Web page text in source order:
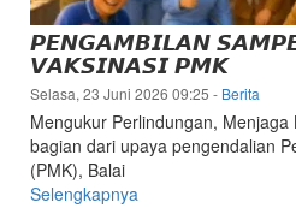
dan
Kesehatan
Hewan
Kabupaten
Lebak
𝙋𝙀𝙉𝙂𝘼𝙈𝘽𝙄𝙇𝘼𝙉
𝙑𝘼𝙆𝙎𝙄𝙉𝘼𝙎𝙄 𝙋𝙈𝙆
Selasa, 23 Juni 2026 09:25 - Berita
Mengukur Perlindungan,
bagian dari upaya pengendalian
(PMK), Balai
Selengkapnya